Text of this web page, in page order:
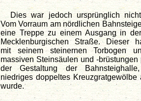
Dies war jedoch ursprünglich
Vom Vorraum am nördlichen
eine Treppe zu einem Ausgang in
Mecklenburgischen Straße. Dieser
mit seinem steinernen Torbogen
massiven Steinsäulen und -brüstungen
der Gestaltung der
niedriges doppeltes Kreuzgratgewölbe
wurde.